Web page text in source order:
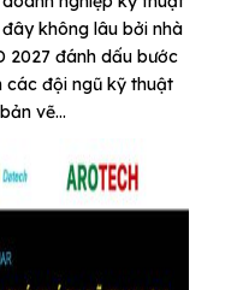
không lâu bởi nhà
2027 đánh dấu bước
các đội ngũ kỹ thuật
vẽ...